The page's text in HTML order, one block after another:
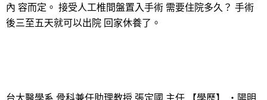
內 容而定。 接受人工椎間盤置入手術 需要住院多久？ 手術
後三至五天就可以出院 回家休養了。